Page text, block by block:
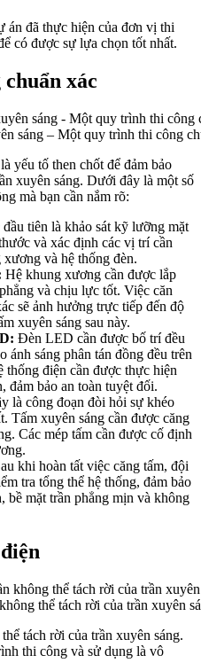
án đã thực hiện của đơn vị thi
có được sự lựa chọn tốt nhất.
xác
sáng – Một quy trình thi công
yếu tố then chốt để đảm bảo
xuyên sáng. Dưới đây là một số
mà bạn cần nắm rõ:
tiên là khảo sát kỹ lưỡng mặt
và xác định các vị trí cần
và hệ thống đèn.
Hệ khung xương cần được lắp
và chịu lực tốt. Việc căn
sẽ ảnh hưởng trực tiếp đến độ
xuyên sáng sau này.
Đèn LED cần được bố trí đều
ánh sáng phân tán đồng đều trên
thống điện cần được thực hiện
đảm bảo an toàn tuyệt đối.
là công đoạn đòi hỏi sự khéo
Tấm xuyên sáng cần được căng
Các mép tấm cần được cố định
khi hoàn tất việc căng tấm, đội
tra tổng thể hệ thống, đảm bảo
bề mặt trần phẳng mịn và không
thể tách rời của trần xuyên
tách rời của trần xuyên sáng.
thi công và sử dụng là vô